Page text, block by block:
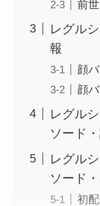
前
レグル
報
顔
顔
レグル
ソード
レグル
ソード
初